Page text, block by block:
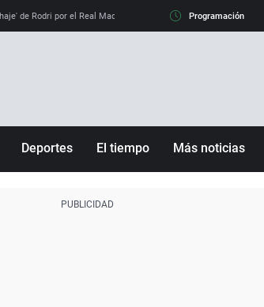
de Rodri por el Real Madrid y su 'sí' al Barça La llamada
Programación
Deportes El tiempo Más noticias